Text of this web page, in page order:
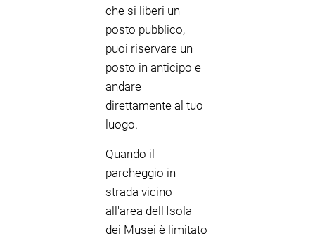
che si liberi un
posto pubblico,
puoi riservare un
posto in anticipo e
andare
direttamente al tuo
luogo.
Quando il
parcheggio in
strada vicino
all'area dell'Isola
dei Musei è limitato